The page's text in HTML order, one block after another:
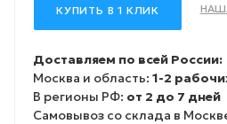
КУПИТЬ В 1 КЛИК
Доставляем по всей России:
Москва и область: 1-2
В регионы РФ: от 2 до 7 дней
Самовывоз со склада в